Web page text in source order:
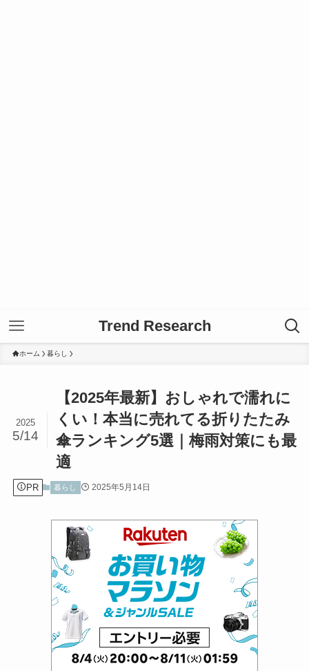
Trend Research
ホーム 暮らし
【2025年最新】おしゃれで濡れに
くい！本当に売れてる折りたたみ
傘ランキング5選｜梅雨対策にも最
適
2025
5/14
PR 暮らし 2025年5月14日